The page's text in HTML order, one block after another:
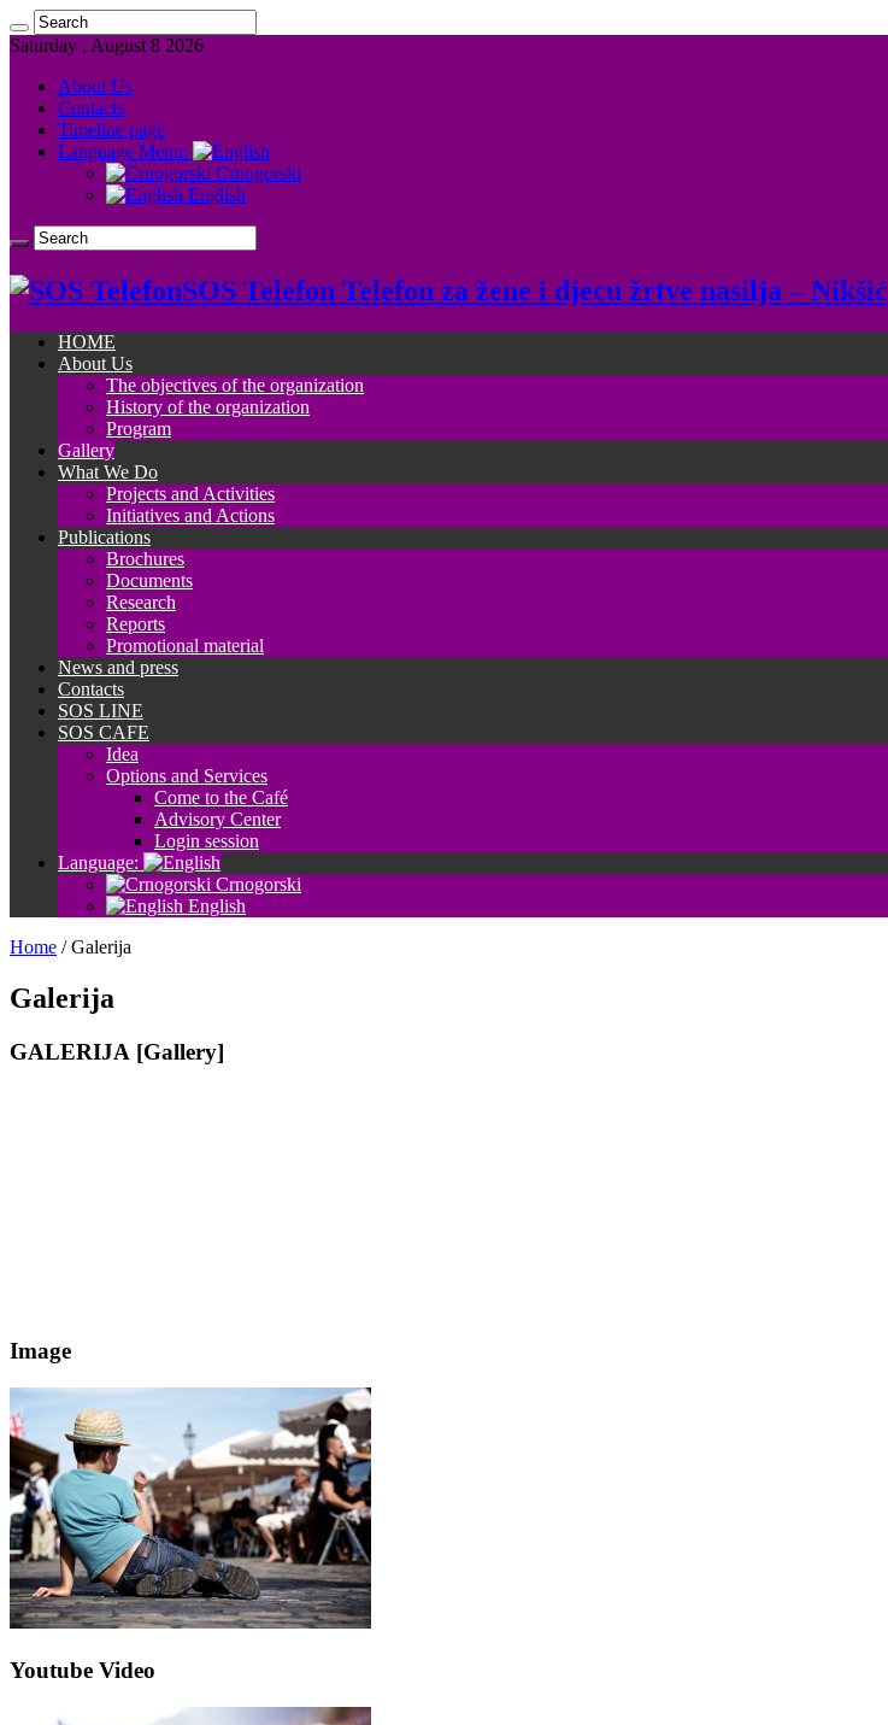
Saturday , August 8 2026
About Us
Contacts
Timeline page
Language Menu:
Crnogorski
English
SOS Telefon Telefon za žene i djecu žrtve nasilja – Nikšić
HOME
About Us
The objectives of the organization
History of the organization
Program
Gallery
What We Do
Projects and Activities
Initiatives and Actions
Publications
Brochures
Documents
Research
Reports
Promotional material
News and press
Contacts
SOS LINE
SOS CAFE
Idea
Options and Services
Come to the Café
Advisory Center
Login session
Language:
Crnogorski
English
Home / Galerija
Galerija
GALERIJA [Gallery]
Image
Youtube Video